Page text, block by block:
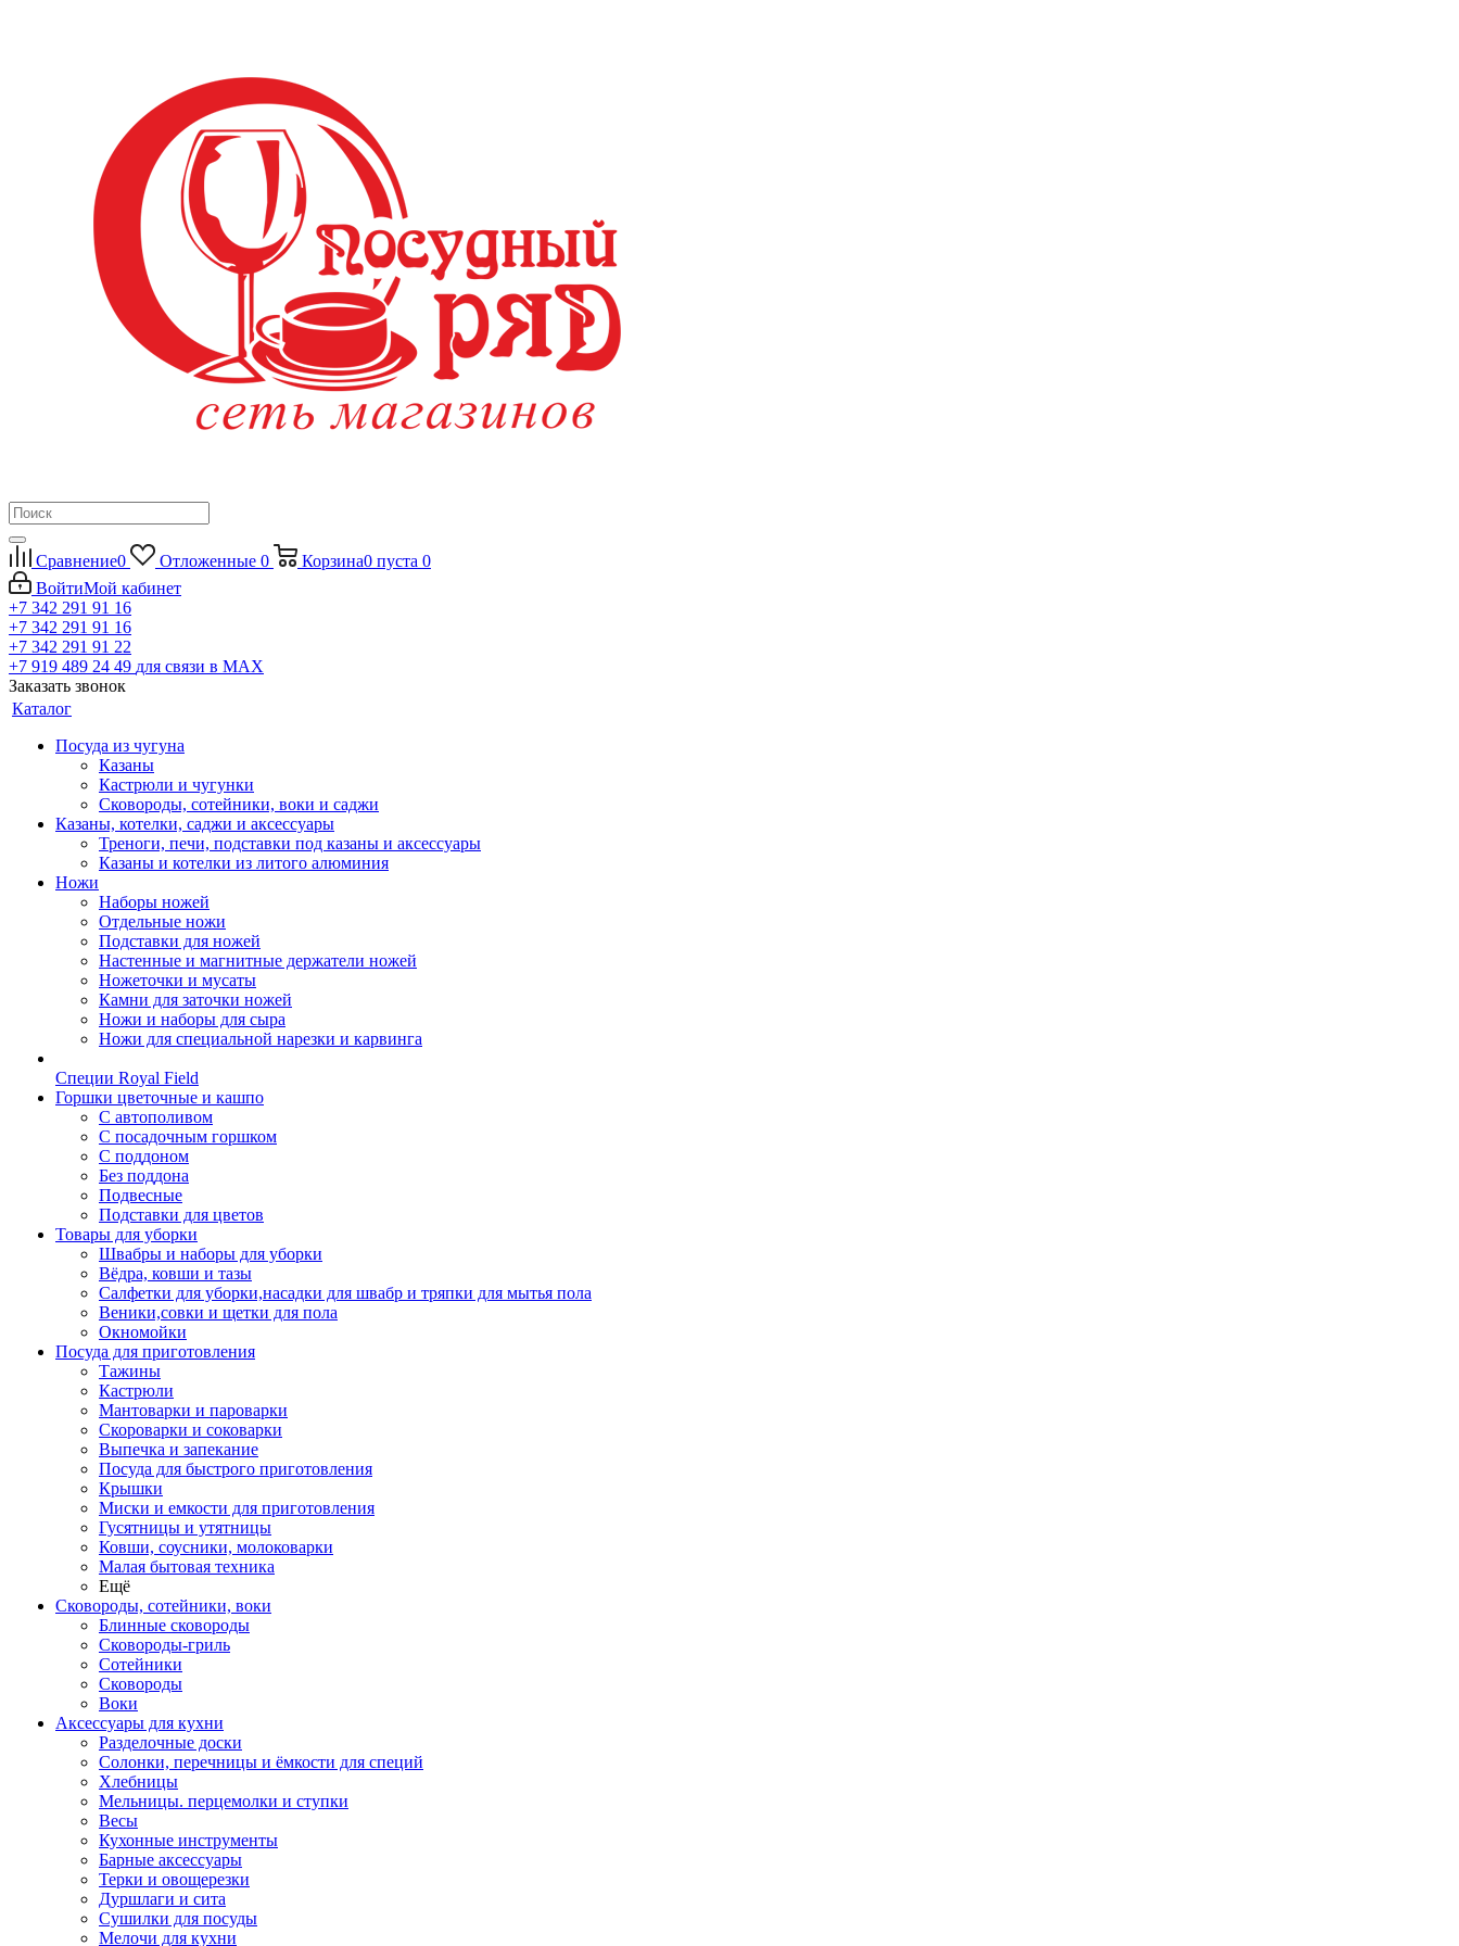
Сравнение0 Отложенные 0 Корзина0 пуста 0
ВойтиМой кабинет
+7 342 291 91 16
+7 342 291 91 16
+7 342 291 91 22
+7 919 489 24 49 для связи в МАХ
Заказать звонок
Каталог
Посуда из чугуна
Казаны
Кастрюли и чугунки
Сковороды, сотейники, воки и саджи
Казаны, котелки, саджи и аксессуары
Треноги, печи, подставки под казаны и аксессуары
Казаны и котелки из литого алюминия
Ножи
Наборы ножей
Отдельные ножи
Подставки для ножей
Настенные и магнитные держатели ножей
Ножеточки и мусаты
Камни для заточки ножей
Ножи и наборы для сыра
Ножи для специальной нарезки и карвинга
Специи Royal Field
Горшки цветочные и кашпо
С автополивом
С посадочным горшком
С поддоном
Без поддона
Подвесные
Подставки для цветов
Товары для уборки
Швабры и наборы для уборки
Вёдра, ковши и тазы
Салфетки для уборки,насадки для швабр и тряпки для мытья пола
Веники,совки и щетки для пола
Окномойки
Посуда для приготовления
Тажины
Кастрюли
Мантоварки и пароварки
Скороварки и соковарки
Выпечка и запекание
Посуда для быстрого приготовления
Крышки
Миски и емкости для приготовления
Гусятницы и утятницы
Ковши, соусники, молоковарки
Малая бытовая техника
Ещё
Сковороды, сотейники, воки
Блинные сковороды
Сковороды-гриль
Сотейники
Сковороды
Воки
Аксессуары для кухни
Разделочные доски
Солонки, перечницы и ёмкости для специй
Хлебницы
Мельницы. перцемолки и ступки
Весы
Кухонные инструменты
Барные аксессуары
Терки и овощерезки
Дуршлаги и сита
Сушилки для посуды
Мелочи для кухни